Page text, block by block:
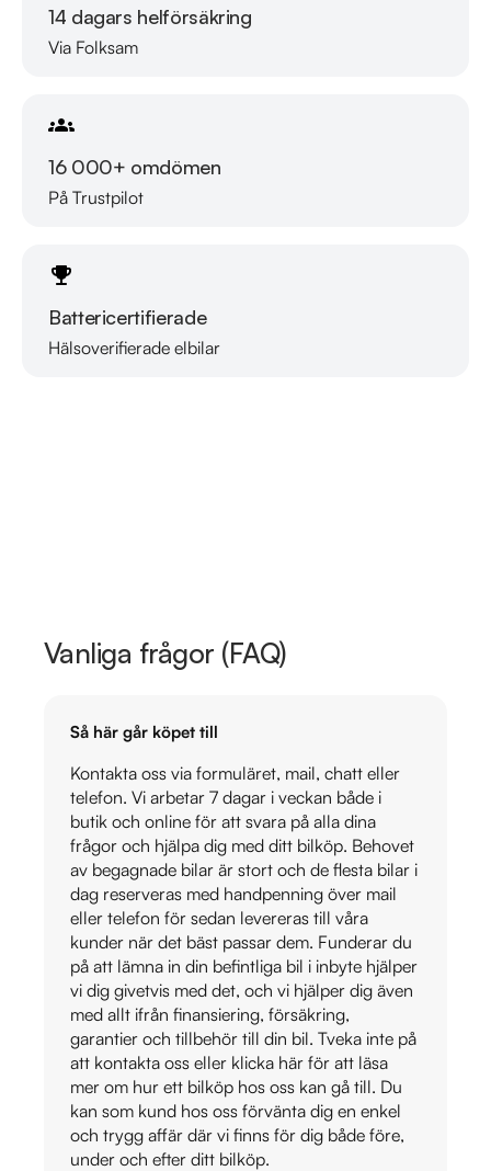
14 dagars helförsäkring
Via Folksam
16 000+ omdömen
På Trustpilot
Battericertifierade
Hälsoverifierade elbilar
Läs mer om oss
Vanliga frågor (FAQ)
Så här går köpet till
Kontakta oss via formuläret, mail, chatt eller
telefon. Vi arbetar 7 dagar i veckan både i
butik och online för att svara på alla dina
frågor och hjälpa dig med ditt bilköp. Behovet
av begagnade bilar är stort och de flesta bilar i
dag reserveras med handpenning över mail
eller telefon för sedan levereras till våra
kunder när det bäst passar dem. Funderar du
på att lämna in din befintliga bil i inbyte hjälper
vi dig givetvis med det, och vi hjälper dig även
med allt ifrån finansiering, försäkring,
garantier och tillbehör till din bil. Tveka inte på
att kontakta oss eller klicka här för att läsa
mer om hur ett bilköp hos oss kan gå till. Du
kan som kund hos oss förvänta dig en enkel
och trygg affär där vi finns för dig både före,
under och efter ditt bilköp.
Välkomna!